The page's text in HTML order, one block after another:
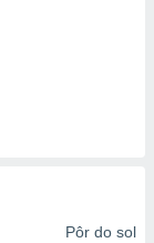
Pôr do sol